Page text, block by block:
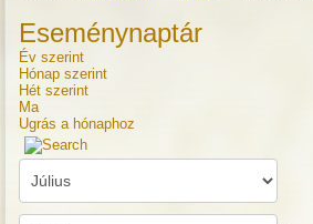
Eseménynaptár
Év szerint
Hónap szerint
Hét szerint
Ma
Ugrás a hónaphoz